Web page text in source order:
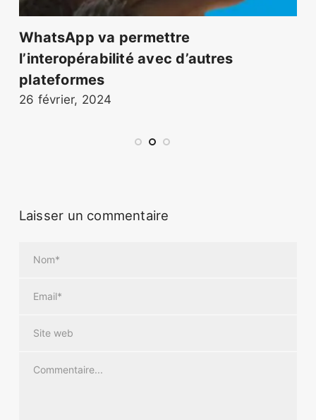
WhatsApp va permettre
l’interopérabilité avec d’autres
plateformes
26 février, 2024
Laisser un commentaire